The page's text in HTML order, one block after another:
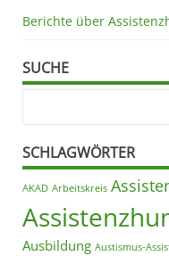
Berichte über
SUCHE
SCHLAGWÖRTER
AKAD Arbeitskreis
Ausbildung Austismus-